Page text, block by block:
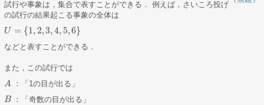
試行や事象は，集合で表すことができる． 例えば，さいころ投げ
の試行の結果起こる事象の全体は
U = {1 , 2,3, 4, 5,6}
U= {1, 2 ,3, 4,5,6 }
などと表すことができる．
また，この試行では
A
A ：「1の目が出る」
B
B ：「奇数の目が出る」